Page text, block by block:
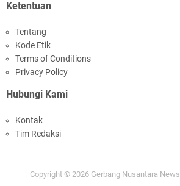
Ketentuan
Tentang
Kode Etik
Terms of Conditions
Privacy Policy
Hubungi Kami
Kontak
Tim Redaksi
Copyright © 2026 Gerbang Nusantara News